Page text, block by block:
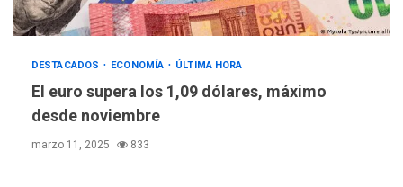
DESTACADOS ECONOMÍA ÚLTIMA HORA
El euro supera los 1,09 dólares, máximo
desde noviembre
marzo 11, 2025 833